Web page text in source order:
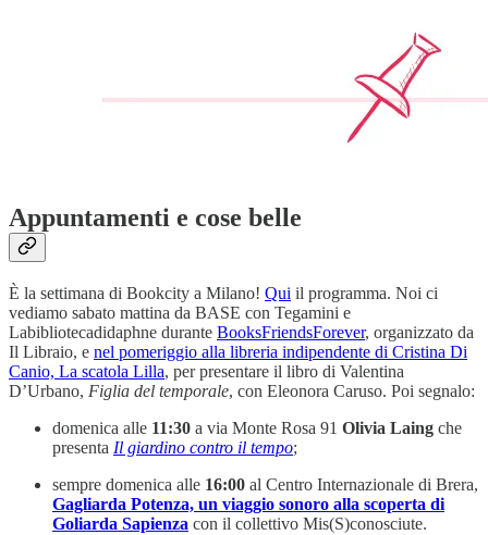
Appuntamenti e cose belle
È la settimana di Bookcity a Milano! Qui il programma. Noi ci
vediamo sabato mattina da BASE con Tegamini e
Labibliotecadidaphne durante BooksFriendsForever, organizzato da
Il Libraio, e nel pomeriggio alla libreria indipendente di Cristina Di
Canio, La scatola Lilla, per presentare il libro di Valentina
D’Urbano, Figlia del temporale, con Eleonora Caruso. Poi segnalo:
domenica alle 11:30 a via Monte Rosa 91 Olivia Laing che
presenta Il giardino contro il tempo;
sempre domenica alle 16:00 al Centro Internazionale di Brera,
Gagliarda Potenza, un viaggio sonoro alla scoperta di
Goliarda Sapienza con il collettivo Mis(S)conosciute.